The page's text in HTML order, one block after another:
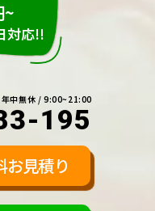
~
対応!!
年中無休 / 9:00~21:00
195
お見積り